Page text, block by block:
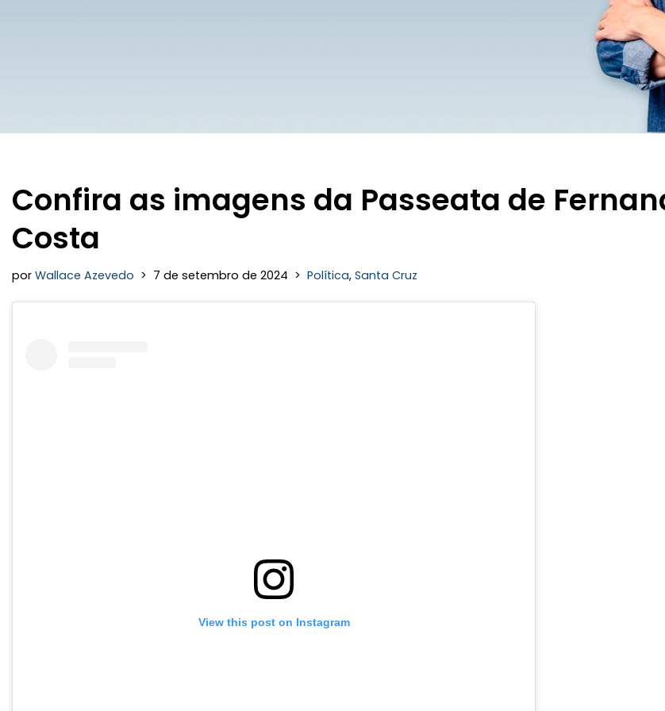
Confira as imagens da Passeata de
Costa
por Wallace Azevedo 7 de setembro de 2024 Política, Santa Cruz
View this post on Instagram